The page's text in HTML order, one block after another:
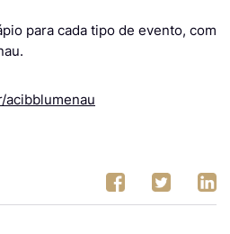
para cada tipo de evento, com
acibblumenau